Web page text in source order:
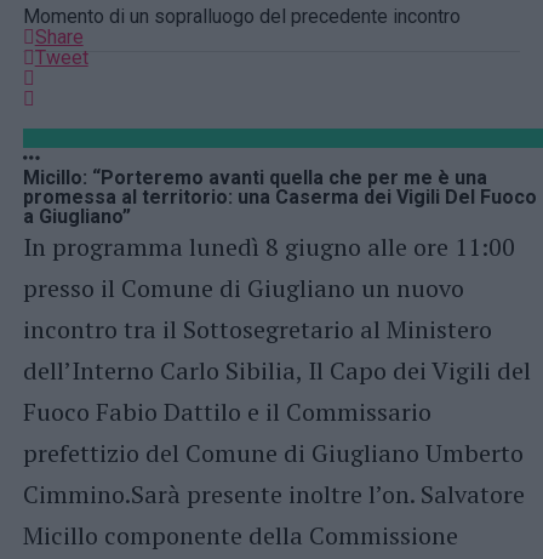
Momento di un sopralluogo del precedente incontro
Share
Tweet
Micillo: “Porteremo avanti quella che per me è una
promessa al territorio: una Caserma dei Vigili Del Fuoco
a Giugliano”
In programma lunedì 8 giugno alle ore 11:00
presso il Comune di Giugliano un nuovo
incontro tra il Sottosegretario al Ministero
dell’Interno Carlo Sibilia, Il Capo dei Vigili del
Fuoco Fabio Dattilo e il Commissario
prefettizio del Comune di Giugliano Umberto
Cimmino.Sarà presente inoltre l’on. Salvatore
Micillo componente della Commissione